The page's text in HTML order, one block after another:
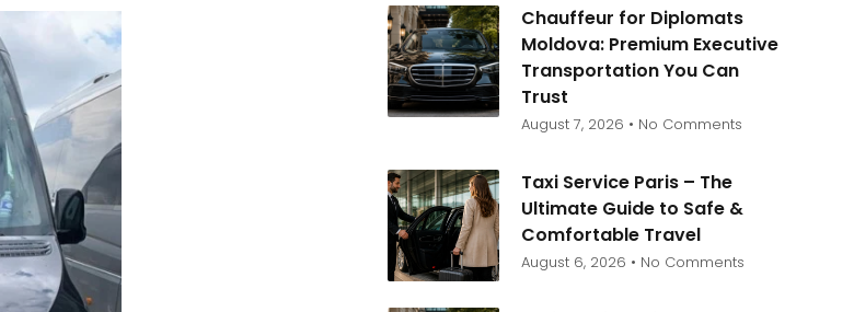
Chauffeur for Diplomats
Moldova: Premium Executive
Transportation You Can
Trust
August 7, 2026 No Comments
Taxi Service Paris – The
Ultimate Guide to Safe &
Comfortable Travel
August 6, 2026 No Comments